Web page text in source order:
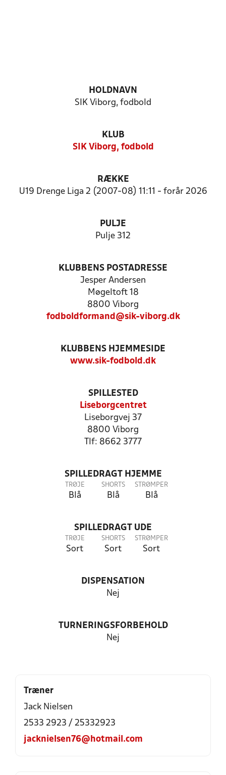
HOLDNAVN
SIK Viborg, fodbold
KLUB
SIK Viborg, fodbold
RÆKKE
U19 Drenge Liga 2 (2007-08) 11:11 - forår 2026
PULJE
Pulje 312
KLUBBENS POSTADRESSE
Jesper Andersen
Møgeltoft 18
8800 Viborg
fodboldformand@sik-viborg.dk
KLUBBENS HJEMMESIDE
www.sik-fodbold.dk
SPILLESTED
Liseborgcentret
Liseborgvej 37
8800 Viborg
Tlf: 8662 3777
SPILLEDRAGT HJEMME
TRØJE
Blå
SHORTS
Blå
STRØMPER
Blå
SPILLEDRAGT UDE
TRØJE
Sort
SHORTS
Sort
STRØMPER
Sort
DISPENSATION
Nej
TURNERINGSFORBEHOLD
Nej
Træner
Jack Nielsen
2533 2923 / 25332923
jacknielsen76@hotmail.com